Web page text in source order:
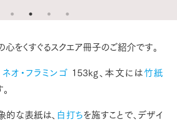
心をくすぐるスクエア冊子のご紹介です。
オ・フラミンゴ 153kg、本文には 竹紙
的な表紙は、 白打ちを施すことで、デザイ